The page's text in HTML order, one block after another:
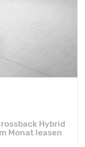
Hybrid
Monat leasen